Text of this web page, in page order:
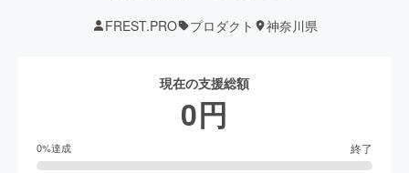
FREST.PRO プロダクト 神奈川県
現在の支援総額
0円
0%達成 終了